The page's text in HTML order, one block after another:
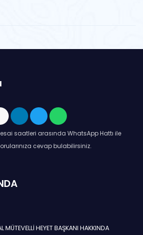
saatleri arasında WhatsApp Hattı ile
cevap bulabilirsiniz.
MÜTEVELLİ HEYET BAŞKANI HAKKINDA